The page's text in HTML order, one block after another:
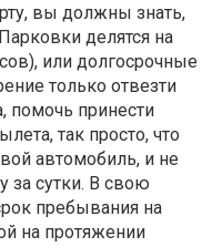
вы должны знать,
делятся на
или долгосрочные
только отвезти
помочь принести
так просто, что
автомобиль, и не
за сутки. В свою
пребывания на
на протяжении